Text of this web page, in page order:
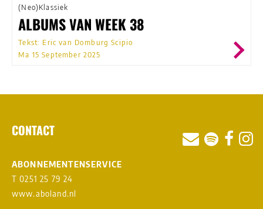
(Neo)Klassiek
ALBUMS VAN WEEK 38
Tekst: Eric van Domburg Scipio
Ma 15 September 2025
CONTACT
ABONNEMENTENSERVICE
T 0251 25 79 24
www.aboland.nl